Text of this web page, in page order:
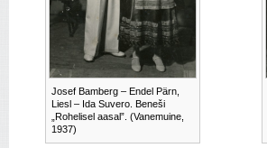
Josef Bamberg – Endel Pärn,
Liesl – Ida Suvero. Beneši
„Rohelisel aasal”. (Vanemuine,
1937)